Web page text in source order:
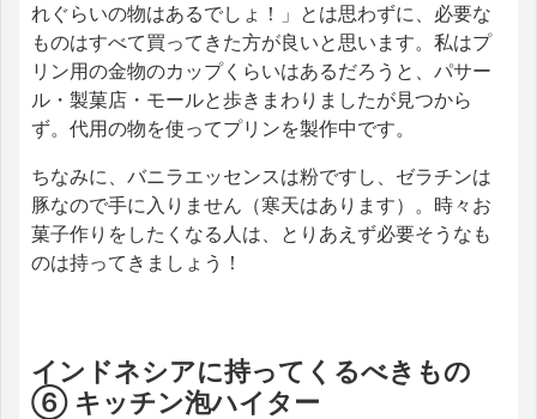
れぐらいの物はあるでしょ！」とは思わずに、必要な
ものはすべて買ってきた方が良いと思います。私はプ
リン用の金物のカップくらいはあるだろうと、パサー
ル・製菓店・モールと歩きまわりましたが見つから
ず。代用の物を使ってプリンを製作中です。
ちなみに、バニラエッセンスは粉ですし、ゼラチンは
豚なので手に入りません（寒天はあります）。時々お
菓子作りをしたくなる人は、とりあえず必要そうなも
のは持ってきましょう！
インドネシアに持ってくるべきもの
⑥ キッチン泡ハイター